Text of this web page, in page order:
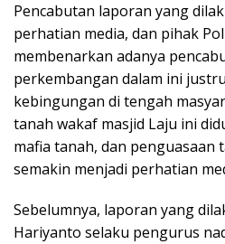
Pencabutan laporan yang
perhatian media, dan pihak
membenarkan adanya
perkembangan dalam ini
kebingungan di tengah
tanah wakaf masjid Laju ini
mafia tanah, dan penguasaan
semakin menjadi perhatian
Sebelumnya, laporan yang
Hariyanto selaku pengurus